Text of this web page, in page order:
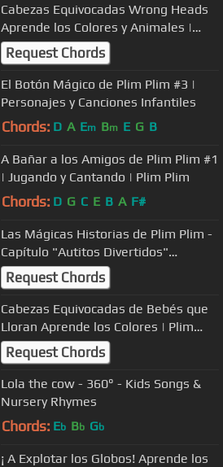
Cabezas Equivocadas Wrong Heads
Aprende los Colores y Animales |
Plim Plim Juegos
Request Chords
El Botón Mágico de Plim Plim #3 |
Personajes y Canciones Infantiles
Chords: D A Em Bm E G B
A Bañar a los Amigos de Plim Plim #1
| Jugando y Cantando | Plim Plim
Chords: D G C E B A F#
Las Mágicas Historias de Plim Plim -
Capítulo "Autitos Divertidos"
(Dibujos Animados)
Request Chords
Cabezas Equivocadas de Bebés que
Lloran Aprende los Colores | Plim
Plim Juegos
Request Chords
Lola the cow - 360° - Kids Songs &
Nursery Rhymes
Chords: Eb Bb Gb
¡ A Explotar los Globos! Aprende los